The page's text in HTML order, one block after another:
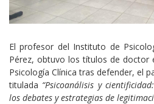
Cuerpo
El profesor del Instituto de
Pérez, obtuvo los títulos de doctor
Psicología Clínica tras defender, el
titulada “Psicoanálisis y
los debates y estrategias de